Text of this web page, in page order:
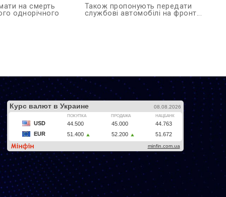
на смерть
однорічного
Також пропонують передати
службові автомобілі на фронт...